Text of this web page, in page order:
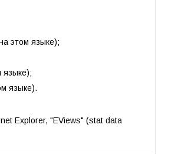
этом языке);
языке);
языке).
Explorer, "EViews" (stat data